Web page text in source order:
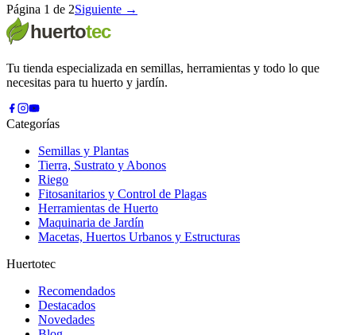
Página 1 de 2Siguiente →
Tu tienda especializada en semillas, herramientas y todo lo que
necesitas para tu huerto y jardín.
Categorías
Semillas y Plantas
Tierra, Sustrato y Abonos
Riego
Fitosanitarios y Control de Plagas
Herramientas de Huerto
Maquinaria de Jardín
Macetas, Huertos Urbanos y Estructuras
Huertotec
Recomendados
Destacados
Novedades